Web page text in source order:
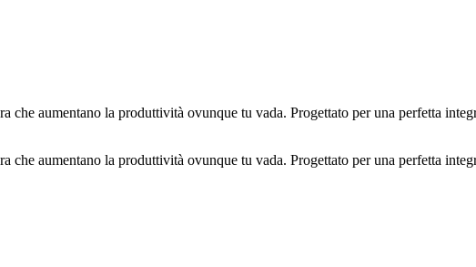
che aumentano la produttività ovunque tu vada. Progettato per una perfetta
che aumentano la produttività ovunque tu vada. Progettato per una perfetta